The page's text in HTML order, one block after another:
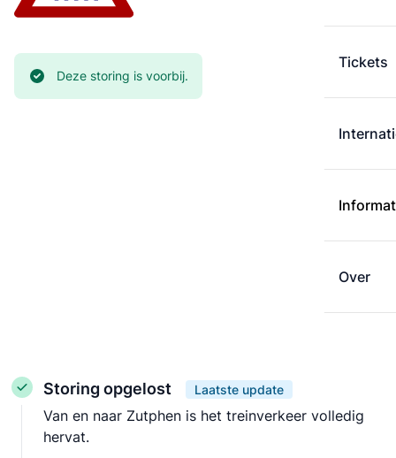
Tickets
Over
Huidige status:
Deze storing is voorbij.
Storing opgelost Laatste update
Van en naar Zutphen is het treinverkeer volledig
hervat.